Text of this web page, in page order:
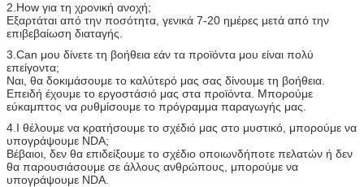
2.How για τη χρονική ανοχή;
Εξαρτάται από την ποσότητα, γενικά 7-20 ημέρες μετά από την
επιβεβαίωση διαταγής.
3.Can μου δίνετε τη βοήθεια εάν τα προϊόντα μου είναι πολύ
επείγοντα;
Ναι, θα δοκιμάσουμε το καλύτερό μας σας δίνουμε τη βοήθεια.
Επειδή έχουμε το εργοστάσιό μας στα προϊόντα. Μπορούμε
εύκαμπτος να ρυθμίσουμε το πρόγραμμα παραγωγής μας.
4.I θέλουμε να κρατήσουμε το σχέδιό μας στο μυστικό, μπορούμε να
υπογράψουμε NDA;
Βέβαιοι, δεν θα επιδείξουμε το σχέδιο οποιωνδήποτε πελατών ή δεν
θα παρουσιάσουμε σε άλλους ανθρώπους, μπορούμε να
υπογράψουμε NDA.